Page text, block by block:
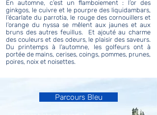
En automne, c’est un flamboiement : l’or des
ginkgos, le cuivre et le pourpre des liquidambars,
l’écarlate du parrotia, le rouge des cornouillers et
l’orange du nyssa se mêlent aux jaunes et aux
bruns des autres feuillus. Et ajouté au charme
des couleurs et des odeurs, le plaisir des saveurs.
Du printemps à l’automne, les golfeurs ont à
portée de mains, cerises, coings, pommes, prunes,
poires, noix et noisettes.
Parcours Bleu